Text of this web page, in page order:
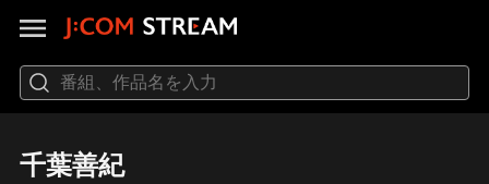
千葉善紀